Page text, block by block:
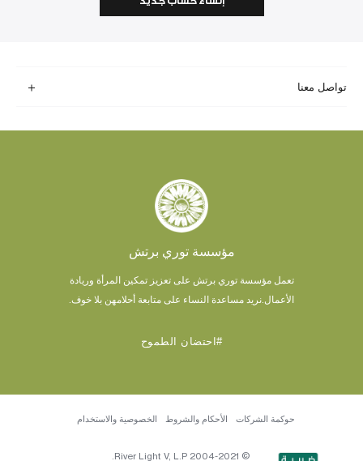
تواصل معنا
مؤسسة توري برتش
تعمل مؤسسة توري برتش على تعزيز تمكين المرأة وريادة
الأعمال. نريد مساعدة النساء على متابعة أحلامهن بلا خوف.
#احتضان الطموح
© 2004-2021 River Light V, L.P.
حوكمة الشركات الأحكام والشروط الخصوصية والاستخدام